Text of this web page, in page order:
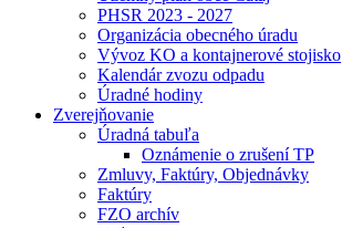
PHSR 2023 - 2027
Organizácia obecného úradu
Vývoz KO a kontajnerové stojisko
Kalendár zvozu odpadu
Úradné hodiny
Zverejňovanie
Úradná tabuľa
Oznámenie o zrušení TP
Zmluvy, Faktúry, Objednávky
Faktúry
FZO archív